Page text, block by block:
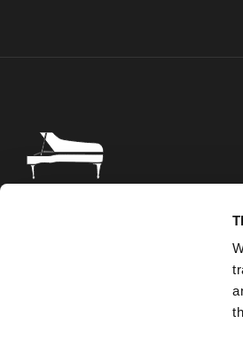
Association Société des
Interprètes 69 Bis Boulevard